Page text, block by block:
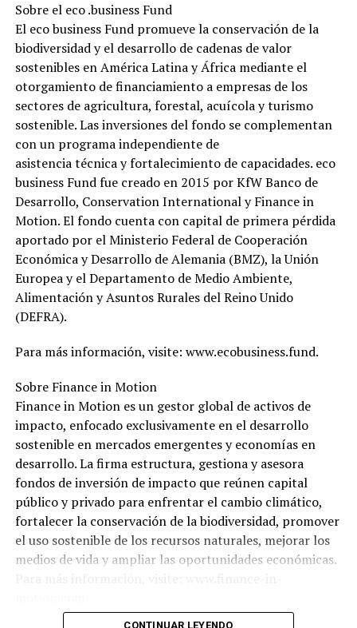
Sobre el eco .business Fund
El eco business Fund promueve la conservación de la
biodiversidad y el desarrollo de cadenas de valor
sostenibles en América Latina y África mediante el
otorgamiento de financiamiento a empresas de los
sectores de agricultura, forestal, acuícola y turismo
sostenible. Las inversiones del fondo se complementan
con un programa independiente de
asistencia técnica y fortalecimiento de capacidades. eco
business Fund fue creado en 2015 por KfW Banco de
Desarrollo, Conservation International y Finance in
Motion. El fondo cuenta con capital de primera pérdida
aportado por el Ministerio Federal de Cooperación
Económica y Desarrollo de Alemania (BMZ), la Unión
Europea y el Departamento de Medio Ambiente,
Alimentación y Asuntos Rurales del Reino Unido
(DEFRA).
Para más información, visite: www.ecobusiness.fund.
Sobre Finance in Motion
Finance in Motion es un gestor global de activos de
impacto, enfocado exclusivamente en el desarrollo
sostenible en mercados emergentes y economías en
desarrollo. La firma estructura, gestiona y asesora
fondos de inversión de impacto que reúnen capital
público y privado para enfrentar el cambio climático,
fortalecer la conservación de la biodiversidad, promover
el uso sostenible de los recursos naturales, mejorar los
medios de vida y ampliar las oportunidades económicas.
CONTINUAR LEYENDO